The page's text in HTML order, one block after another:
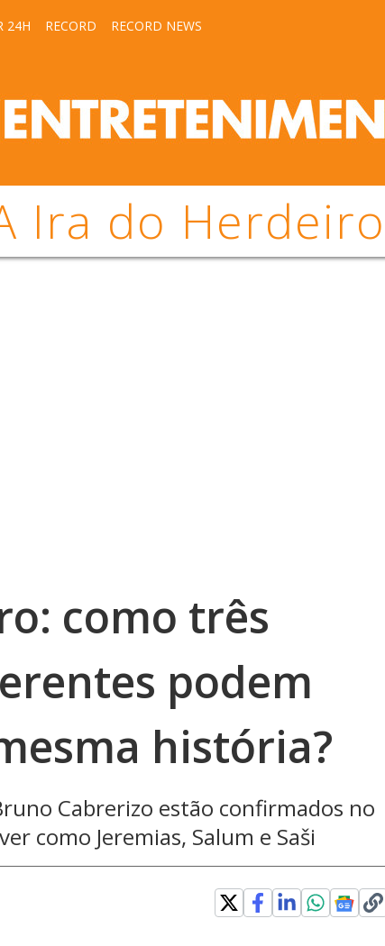
24H RECORD RECORD NEWS
Ira do Herdeiro
como três
podem
história?
Cabrerizo estão confirmados no
como Jeremias, Salum e Saši